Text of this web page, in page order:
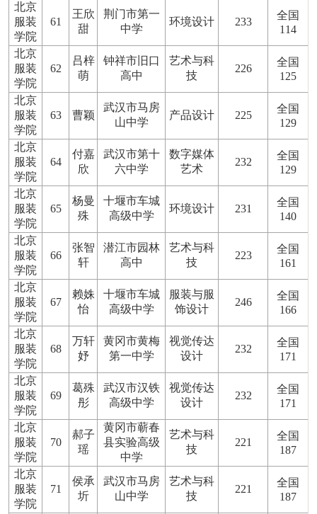
北京
服装
学院
61
王欣
甜
荆门市第一
中学
环境设计 233
全国
114
北京
服装
学院
62
吕梓
萌
钟祥市旧口
高中
艺术与科
技
226
全国
125
北京
服装
学院
63 曹颖
武汉市马房
山中学
产品设计 225
全国
129
北京
服装
学院
64
付嘉
欣
武汉市第十
六中学
数字媒体
艺术
232
全国
129
北京
服装
学院
65
杨曼
殊
十堰市车城
高级中学
环境设计 231
全国
140
北京
服装
学院
66
张智
轩
潜江市园林
高中
艺术与科
技
223
全国
161
北京
服装
学院
67
赖姝
怡
十堰市车城
高级中学
服装与服
饰设计
246
全国
166
北京
服装
学院
68
万轩
妤
黄冈市黄梅
第一中学
视觉传达
设计
232
全国
171
北京
服装
学院
69
葛殊
彤
武汉市汉铁
高级中学
视觉传达
设计
232
全国
171
北京
服装
学院
70
郝子
瑶
黄冈市蕲春
县实验高级
中学
艺术与科
技
221
全国
187
北京
服装
学院
71
侯承
圻
武汉市马房
山中学
艺术与科
技
221
全国
187